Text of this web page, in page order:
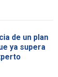
de un plan
ya supera